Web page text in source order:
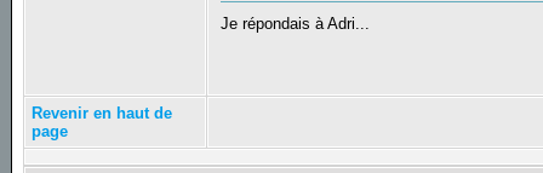
Je répondais à Adri...
Revenir en haut de
page